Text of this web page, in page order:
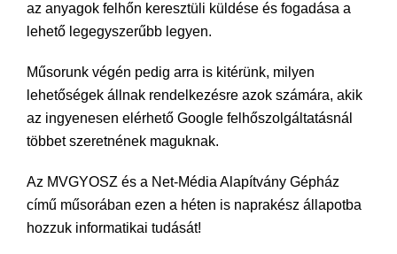
az anyagok felhőn keresztüli küldése és fogadása a
lehető legegyszerűbb legyen.
Műsorunk végén pedig arra is kitérünk, milyen
lehetőségek állnak rendelkezésre azok számára, akik
az ingyenesen elérhető Google felhőszolgáltatásnál
többet szeretnének maguknak.
Az MVGYOSZ és a Net-Média Alapítvány Gépház
című műsorában ezen a héten is naprakész állapotba
hozzuk informatikai tudását!